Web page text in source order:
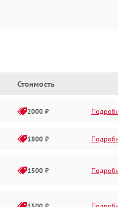
Стоимость
2000 ₽
1800 ₽
1500 ₽